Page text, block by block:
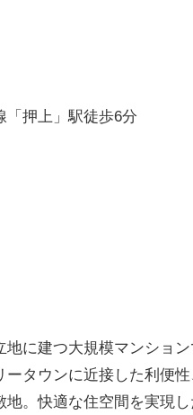
「押上」駅徒歩6分
に建つ大規模マンショ
タウンに近接した利便
。快適な住空間を実現